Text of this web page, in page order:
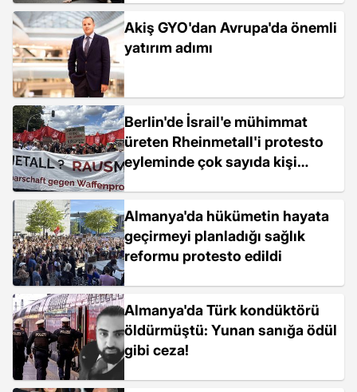
Akiş GYO'dan Avrupa'da önemli
yatırım adımı
Berlin'de İsrail'e mühimmat
üreten Rheinmetall'i protesto
eyleminde çok sayıda kişi
Almanya'da hükümetin hayata
geçirmeyi planladığı sağlık
reformu protesto edildi
Almanya'da Türk kondüktörü
öldürmüştü: Yunan sanığa ödül
gibi ceza!